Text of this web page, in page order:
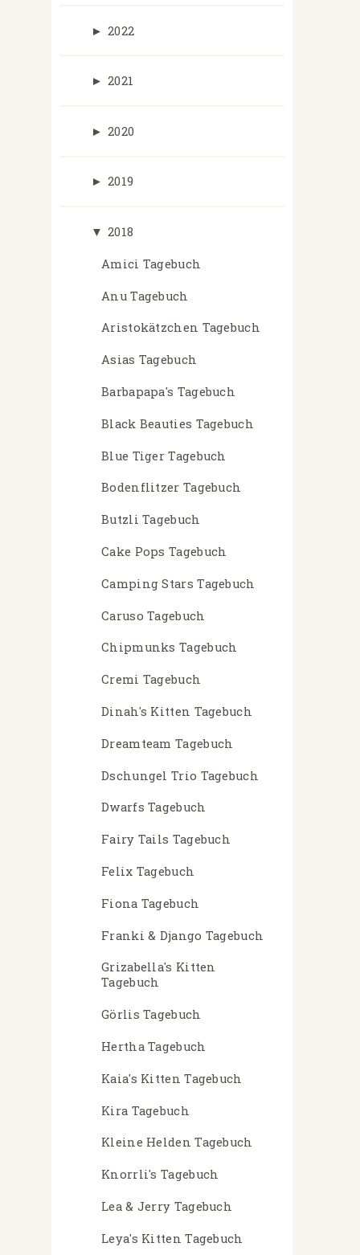
► 2022
► 2021
► 2020
► 2019
▼ 2018
Amici Tagebuch
Anu Tagebuch
Aristokätzchen Tagebuch
Asias Tagebuch
Barbapapa's Tagebuch
Black Beauties Tagebuch
Blue Tiger Tagebuch
Bodenflitzer Tagebuch
Butzli Tagebuch
Cake Pops Tagebuch
Camping Stars Tagebuch
Caruso Tagebuch
Chipmunks Tagebuch
Cremi Tagebuch
Dinah's Kitten Tagebuch
Dreamteam Tagebuch
Dschungel Trio Tagebuch
Dwarfs Tagebuch
Fairy Tails Tagebuch
Felix Tagebuch
Fiona Tagebuch
Franki & Django Tagebuch
Grizabella's Kitten
Tagebuch
Görlis Tagebuch
Hertha Tagebuch
Kaia's Kitten Tagebuch
Kira Tagebuch
Kleine Helden Tagebuch
Knorrli's Tagebuch
Lea & Jerry Tagebuch
Leya's Kitten Tagebuch